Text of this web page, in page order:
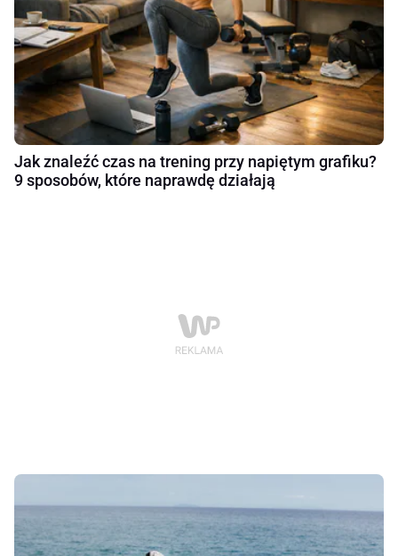
Jak znaleźć czas na trening przy napiętym grafiku?
9 sposobów, które naprawdę działają